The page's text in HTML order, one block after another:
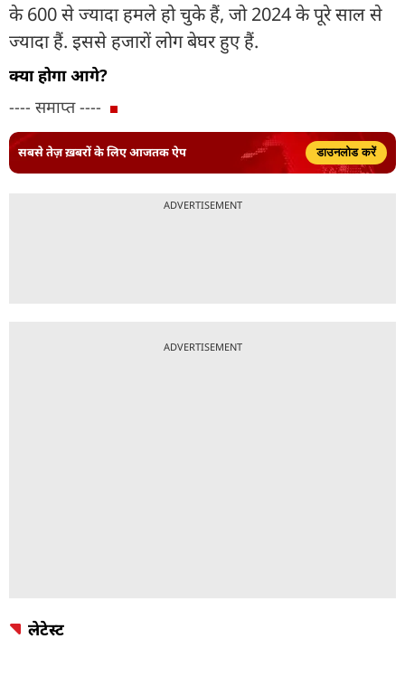
के 600 से ज्यादा हमले हो चुके हैं, जो 2024 के पूरे साल से
ज्यादा हैं. इससे हजारों लोग बेघर हुए हैं.
क्या होगा आगे?
---- समाप्त ----
सबसे तेज़ ख़बरों के लिए आजतक ऐप डाउनलोड करें
ADVERTISEMENT
ADVERTISEMENT
लेटेस्ट